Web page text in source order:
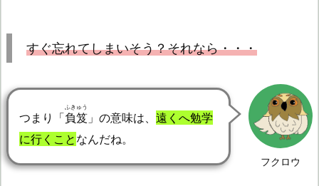
すぐ忘れてしまいそう？それなら・・・
フクロウ
つまり「負笈
ふきゅう
」の意味は、 遠くへ勉学
に行くこと なんだね。